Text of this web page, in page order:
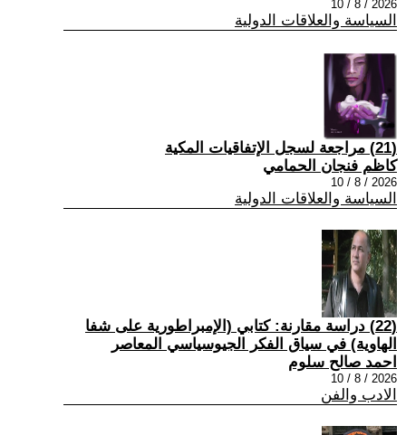
2026 / 8 / 10
السياسة والعلاقات الدولية
(21) مراجعة لسجل الإتفاقيات المكية
كاظم فنجان الحمامي
2026 / 8 / 10
السياسة والعلاقات الدولية
(22) دراسة مقارنة: كتابي (الإمبراطورية على شفا
الهاوية) في سياق الفكر الجيوسياسي المعاصر
احمد صالح سلوم
2026 / 8 / 10
الادب والفن